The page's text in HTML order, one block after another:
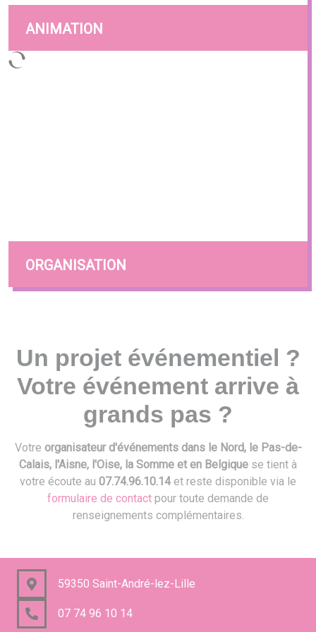
ANIMATION
ORGANISATION
Un projet événementiel ?
Votre événement arrive à
grands pas ?
Votre organisateur d'événements dans le Nord, le Pas-de-
Calais, l'Aisne, l'Oise, la Somme et en Belgique se tient à
votre écoute au 07.74.96.10.14et reste disponible via le
formulaire de contact pour toute demande de
renseignements complémentaires.
59350 Saint-André-lez-Lille
07 74 96 10 14